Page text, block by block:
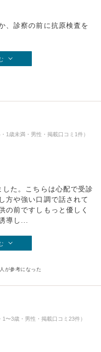
、診察の前に抗原検査を
1歳未満・男性・掲載口コミ1件）
た。こちらは心配で受診
方や強い口調で話されて
の前ですしもっと優しく
導し...
が参考になった
〜3歳・男性・掲載口コミ23件）